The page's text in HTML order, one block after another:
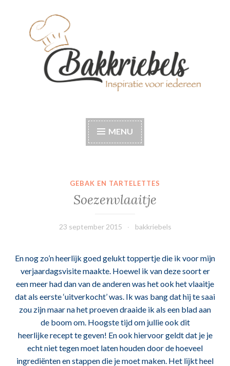
Bakkriebels
MENU
GEBAK EN TARTELETTES
Soezenvlaaitje
23 september 2015 bakkriebels
En nog zo’n heerlijk goed gelukt toppertje die ik voor mijn
verjaardagsvisite maakte. Hoewel ik van deze soort er
een meer had dan van de anderen was het ook het vlaaitje
dat als eerste ‘uitverkocht’ was. Ik was bang dat hij te saai
zou zijn maar na het proeven draaide ik als een blad aan
de boom om. Hoogste tijd om jullie ook dit
heerlijke recept te geven! En ook hiervoor geldt dat je je
echt niet tegen moet laten houden door de hoeveel
ingrediënten en stappen die je moet maken. Het lijkt heel